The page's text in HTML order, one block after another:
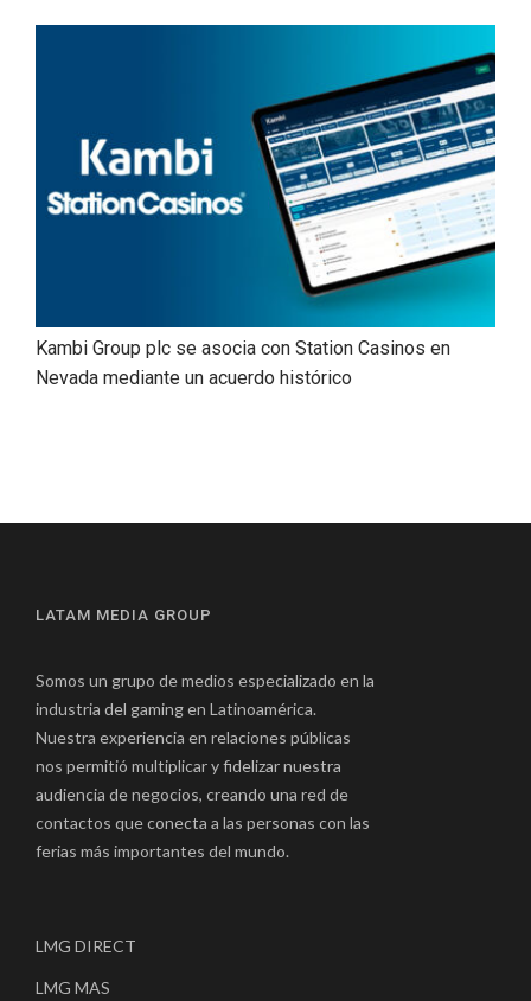
Kambi Group plc se asocia con Station Casinos en
Nevada mediante un acuerdo histórico
LATAM MEDIA GROUP
Somos un grupo de medios especializado en la
industria del gaming en Latinoamérica.
Nuestra experiencia en relaciones públicas
nos permitió multiplicar y fidelizar nuestra
audiencia de negocios, creando una red de
contactos que conecta a las personas con las
ferias más importantes del mundo.
LMG DIRECT
LMG MAS